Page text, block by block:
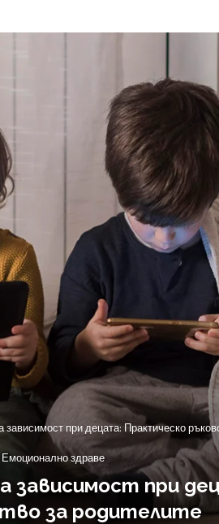
зависимост при децата: Практическо
Емоционално здраве
зависимост при
за родителите